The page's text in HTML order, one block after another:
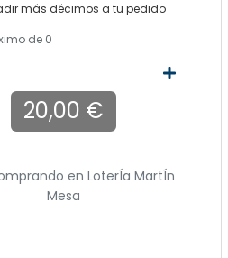
más décimos a tu pedido
de 0
20,00 €
en LoterÍa MartÍn
Mesa